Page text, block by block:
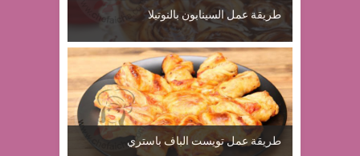
طريقة عمل السينابون بالنوتيلا
طريقة عمل تويست الباف باستري